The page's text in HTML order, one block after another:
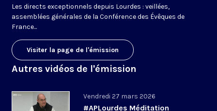
Les directs exceptionnels depuis Lourdes : veillées,
assemblées générales de la Conférence des Évêques de
France...
Visiter la page de l'émission
Autres vidéos de l'émission
Vendredi 27 mars 2026
#APLourdes Méditation